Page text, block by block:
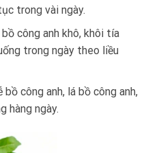
trong vài ngày.
công anh khô, khôi tía
trong ngày theo liều
công anh, lá bồ công anh,
hàng ngày.